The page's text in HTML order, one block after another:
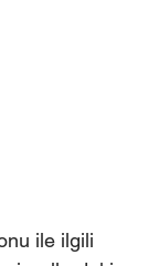
ile ilgili